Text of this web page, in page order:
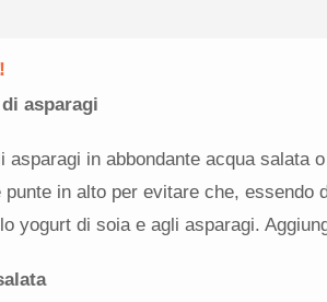
asparagi
asparagi in abbondante acqua salata
punte in alto per evitare che, essendo
yogurt di soia e agli asparagi.